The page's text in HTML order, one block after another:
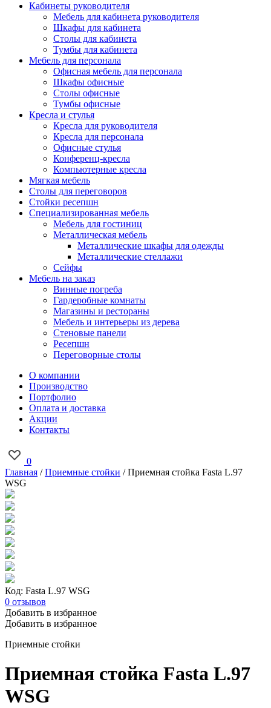
Кабинеты руководителя
Мебель для кабинета руководителя
Шкафы для кабинета
Столы для кабинета
Тумбы для кабинета
Мебель для персонала
Офисная мебель для персонала
Шкафы офисные
Столы офисные
Тумбы офисные
Кресла и стулья
Кресла для руководителя
Кресла для персонала
Офисные стулья
Конференц-кресла
Компьютерные кресла
Мягкая мебель
Столы для переговоров
Стойки ресепшн
Специализированная мебель
Мебель для гостиниц
Металлическая мебель
Металлические шкафы для одежды
Металлические стеллажи
Сейфы
Мебель на заказ
Винные погреба
Гардеробные комнаты
Магазины и рестораны
Мебель и интерьеры из дерева
Стеновые панели
Ресепшн
Переговорные столы
О компании
Производство
Портфолио
Оплата и доставка
Акции
Контакты
0
Главная /Приемные стойки / Приемная стойка Fasta L.97
WSG
Код: Fasta L.97 WSG
0 отзывов
Добавить в избранное
Добавить в избранное
Приемные стойки
Приемная стойка Fasta L.97
WSG